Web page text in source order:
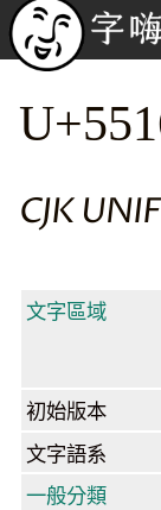
CJK
文字區域
初始版本
文字語系
一般分類